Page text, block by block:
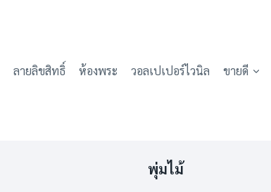
ลายลิขสิทธิ์ ห้องพระ วอลเปเปอร์ไวนิล ขายดี
พุ่มไม้